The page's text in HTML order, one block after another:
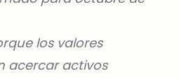
los valores
acercar activos